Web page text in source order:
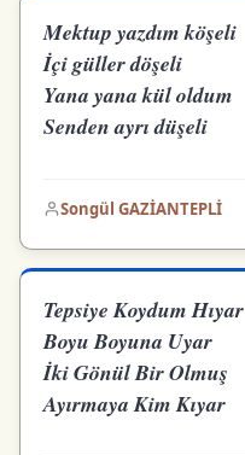
Mektup yazdım köşeli
İçi güller döşeli
Yana yana kül oldum
Senden ayrı düşeli
Songül GAZİANTEPLİ
Tepsiye Koydum Hıyar
Boyu Boyuna Uyar
İki Gönül Bir Olmuş
Ayırmaya Kim Kıyar